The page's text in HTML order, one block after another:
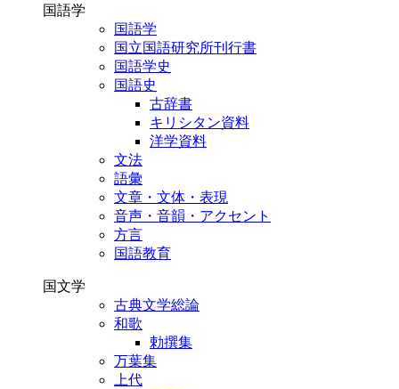
国語学
国語学
国立国語研究所刊行書
国語学史
国語史
古辞書
キリシタン資料
洋学資料
文法
語彙
文章・文体・表現
音声・音韻・アクセント
方言
国語教育
国文学
古典文学総論
和歌
勅撰集
万葉集
上代